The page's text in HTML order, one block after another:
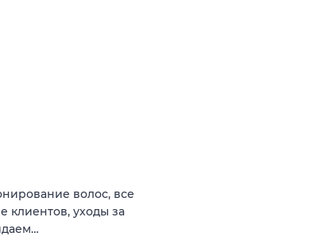
волос, все
клиентов, уходы за